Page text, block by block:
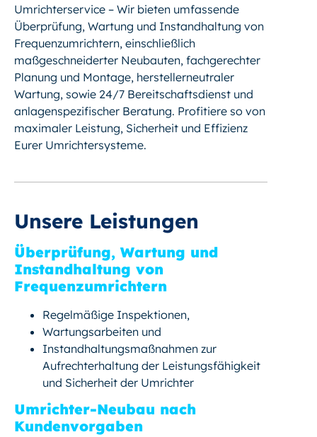
Umrichterservice – Wir bieten umfassende
Überprüfung, Wartung und Instandhaltung von
Frequenzumrichtern, einschließlich
maßgeschneiderter Neubauten, fachgerechter
Planung und Montage, herstellerneutraler
Wartung, sowie 24/7 Bereitschaftsdienst und
anlagenspezifischer Beratung. Profitiere so von
maximaler Leistung, Sicherheit und Effizienz
Eurer Umrichtersysteme.
Unsere Leistungen
Überprüfung, Wartung und
Instandhaltung von
Frequenzumrichtern
Regelmäßige Inspektionen,
Wartungsarbeiten und
Instandhaltungsmaßnahmen zur
Aufrechterhaltung der Leistungsfähigkeit
und Sicherheit der Umrichter
Umrichter-Neubau nach
Kundenvorgaben